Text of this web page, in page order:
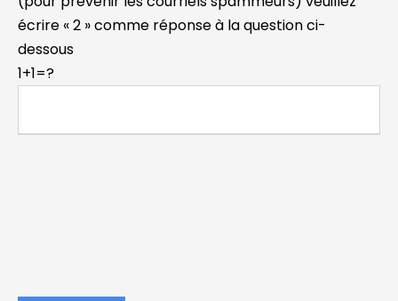
écrire « 2 » comme réponse à la question ci-
dessous
1+1=?